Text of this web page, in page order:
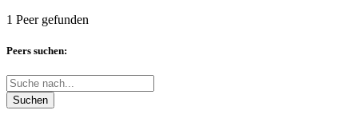
1 Peer gefunden
Peers suchen:
Suchen